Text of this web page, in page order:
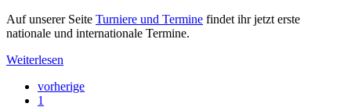
Auf unserer Seite Turniere und Termine findet ihr jetzt erste
nationale und internationale Termine.
Weiterlesen
vorherige
1